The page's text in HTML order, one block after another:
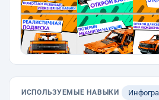
ИСПОЛЬЗУЕМЫЕ НАВЫКИ